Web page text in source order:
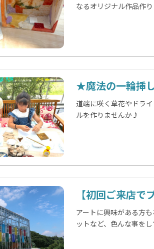
なるオリジナル作品作り
★魔法の一輪挿
道端に咲く草花やドラ
ルを作りませんか♪
【初回ご来店
アートに興味がある方
ットなど、色んな事を